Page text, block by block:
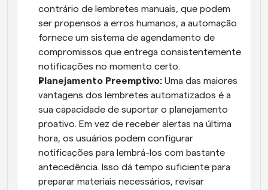
contrário de lembretes manuais, que podem
ser propensos a erros humanos, a automação
fornece um sistema de agendamento de
compromissos que entrega consistentemente
notificações no momento certo.
Planejamento Preemptivo: Uma das maiores
vantagens dos lembretes automatizados é a
sua capacidade de suportar o planejamento
proativo. Em vez de receber alertas na última
hora, os usuários podem configurar
notificações para lembrá-los com bastante
antecedência. Isso dá tempo suficiente para
preparar materiais necessários, revisar